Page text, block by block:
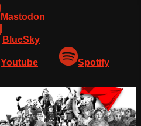
Mastodon
BlueSky
Youtube Spotify